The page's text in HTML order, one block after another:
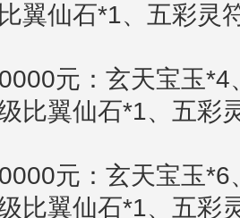
翼仙石*1、五彩灵
元：玄天宝玉
比翼仙石*1、五彩
元：玄天宝玉
比翼仙石*1、五彩